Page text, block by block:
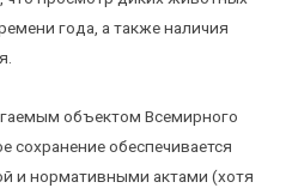
года, а также наличия
объектом Всемирного
сохранение обеспечивается
и нормативными актами (хотя